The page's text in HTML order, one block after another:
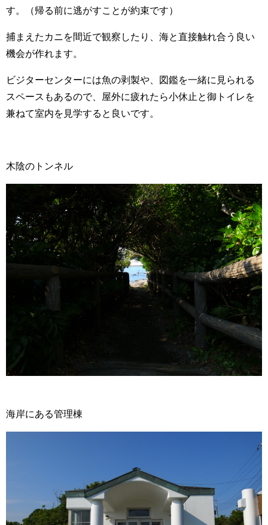
す。（帰る前に逃がすことが約束です）
捕まえたカニを間近で観察したり、海と直接触れ合う良い
機会が作れます。
ビジターセンターには魚の剥製や、図鑑を一緒に見られる
スペースもあるので、屋外に疲れたら小休止と御トイレを
兼ねて室内を見学すると良いです。
木陰のトンネル
海岸にある管理棟